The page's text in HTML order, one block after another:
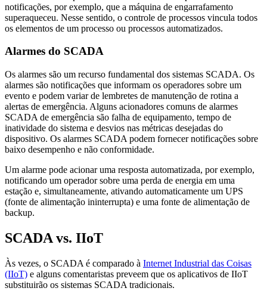
notificações, por exemplo, que a máquina de engarrafamento
superaqueceu. Nesse sentido, o controle de processos vincula todos
os elementos de um processo ou processos automatizados.
Alarmes do SCADA
Os alarmes são um recurso fundamental dos sistemas SCADA. Os
alarmes são notificações que informam os operadores sobre um
evento e podem variar de lembretes de manutenção de rotina a
alertas de emergência. Alguns acionadores comuns de alarmes
SCADA de emergência são falha de equipamento, tempo de
inatividade do sistema e desvios nas métricas desejadas do
dispositivo. Os alarmes SCADA podem fornecer notificações sobre
baixo desempenho e não conformidade.
Um alarme pode acionar uma resposta automatizada, por exemplo,
notificando um operador sobre uma perda de energia em uma
estação e, simultaneamente, ativando automaticamente um UPS
(fonte de alimentação ininterrupta) e uma fonte de alimentação de
backup.
SCADA vs. IIoT
Às vezes, o SCADA é comparado à Internet Industrial das Coisas
(IIoT) e alguns comentaristas preveem que os aplicativos de IIoT
substituirão os sistemas SCADA tradicionais.